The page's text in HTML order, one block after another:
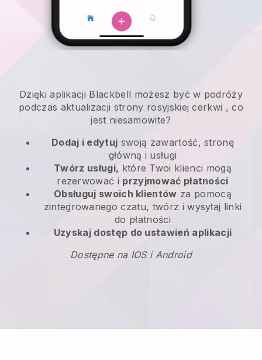
Dzięki aplikacji Blackbell możesz być w podróży
podczas aktualizacji strony rosyjskiej cerkwi , co
jest niesamowite?
Dodaj i edytuj swoją zawartość, stronę
główną i usługi
Twórz usługi, które Twoi klienci mogą
rezerwować i przyjmować płatności
Obsługuj swoich klientów za pomocą
zintegrowanego czatu, twórz i wysyłaj linki
do płatności
Uzyskaj dostęp do ustawień aplikacji
Dostępne na IOS i Android